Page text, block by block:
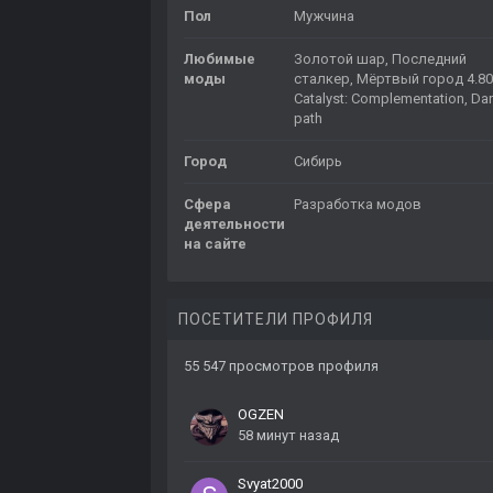
Пол Мужчина
Любимые
моды
Золотой шар, Последний
сталкер, Мёртвый город
Catalyst: Complementation,
path
Город Сибирь
Сфера
деятельности
на сайте
Разработка модов
ПОСЕТИТЕЛИ ПРОФИЛЯ
55 547 просмотров профиля
OGZEN
58 минут назад
Svyat2000